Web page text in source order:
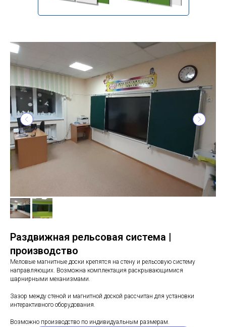
Раздвижная рельсовая система |
производство
Меловые магнитные доски крепятся на стену и рельсовую систему
направляющих. Возможна комплектация раскрывающимися
шарнирными механизмами.
Зазор между стеной и магнитной доской рассчитан для установки
интерактивного оборудования.
Возможно производство по индивидуальным размерам.